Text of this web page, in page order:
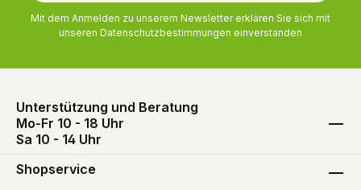
Mit dem Anmelden zu unserem Newsletter erklären Sie sich mit
unseren Datenschutzbestimmungen einverstanden
Unterstützung und Beratung
Mo-Fr 10 - 18 Uhr
Sa 10 - 14 Uhr
Shopservice